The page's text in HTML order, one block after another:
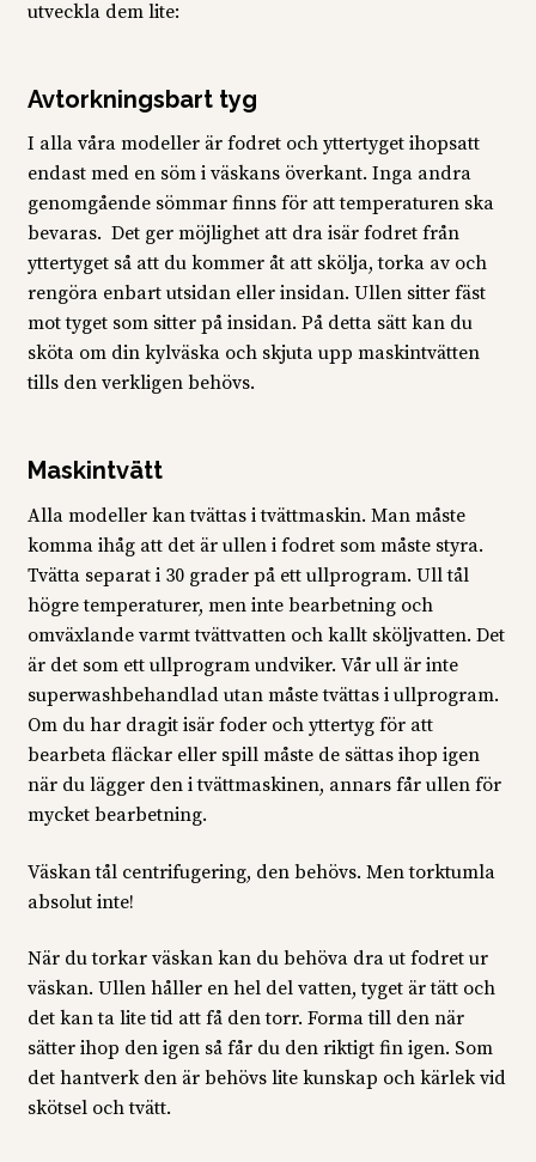
utveckla dem lite:
Avtorkningsbart tyg
I alla våra modeller är fodret och yttertyget ihopsatt
endast med en söm i väskans överkant. Inga andra
genomgående sömmar finns för att temperaturen ska
bevaras. Det ger möjlighet att dra isär fodret från
yttertyget så att du kommer åt att skölja, torka av och
rengöra enbart utsidan eller insidan. Ullen sitter fäst
mot tyget som sitter på insidan. På detta sätt kan du
sköta om din kylväska och skjuta upp maskintvätten
tills den verkligen behövs.
Maskintvätt
Alla modeller kan tvättas i tvättmaskin. Man måste
komma ihåg att det är ullen i fodret som måste styra.
Tvätta separat i 30 grader på ett ullprogram. Ull tål
högre temperaturer, men inte bearbetning och
omväxlande varmt tvättvatten och kallt sköljvatten. Det
är det som ett ullprogram undviker. Vår ull är inte
superwashbehandlad utan måste tvättas i ullprogram.
Om du har dragit isär foder och yttertyg för att
bearbeta fläckar eller spill måste de sättas ihop igen
när du lägger den i tvättmaskinen, annars får ullen för
mycket bearbetning.
Väskan tål centrifugering, den behövs. Men torktumla
absolut inte!
När du torkar väskan kan du behöva dra ut fodret ur
väskan. Ullen håller en hel del vatten, tyget är tätt och
det kan ta lite tid att få den torr. Forma till den när
sätter ihop den igen så får du den riktigt fin igen. Som
det hantverk den är behövs lite kunskap och kärlek vid
skötsel och tvätt.